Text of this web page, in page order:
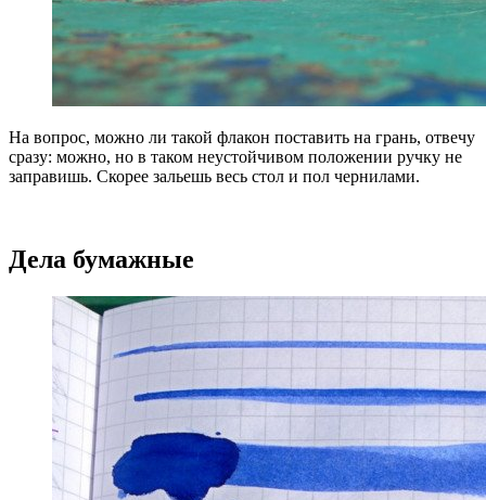
На вопрос, можно ли такой флакон поставить на грань, отвечу
сразу: можно, но в таком неустойчивом положении ручку не
заправишь. Скорее зальешь весь стол и пол чернилами.
Дела бумажные